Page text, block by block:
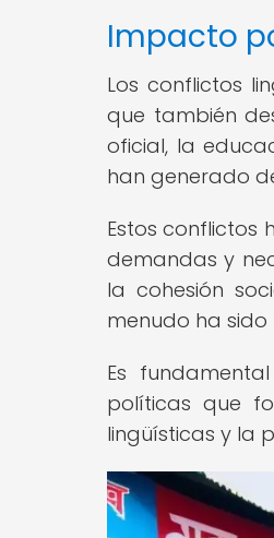
Impacto
Los conflictos
que también
oficial, la
han generado
Estos conflictos
demandas y
la cohesión
menudo ha sido
Es
políticas que
lingüísticas y la